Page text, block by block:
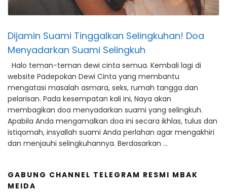
Dijamin Suami Tinggalkan Selingkuhan! Doa
Menyadarkan Suami Selingkuh
Halo teman-teman dewi cinta semua. Kembali lagi di
website Padepokan Dewi Cinta yang membantu
mengatasi masalah asmara, seks, rumah tangga dan
pelarisan. Pada kesempatan kali ini, Naya akan
membagikan doa menyadarkan suami yang selingkuh.
Apabila Anda mengamalkan doa ini secara ikhlas, tulus dan
istiqomah, insyallah suami Anda perlahan agar mengakhiri
dan menjauhi selingkuhannya. Berdasarkan …
GABUNG CHANNEL TELEGRAM RESMI MBAK
MEIDA